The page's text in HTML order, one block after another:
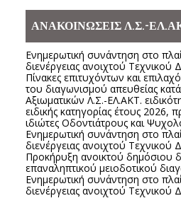
ΑΝΑΚΟΙΝΩΣΕΙΣ Λ.Σ.-
Ενημερωτική συνάντηση στο
διενέργειας ανοιχτού Τεχνικού
Πίνακες επιτυχόντων και
του διαγωνισμού απευθείας
Αξιωματικών Λ.Σ.-ΕΛ.ΑΚΤ.
ειδικής κατηγορίας έτους
ιδιώτες Οδοντιάτρους και
Ενημερωτική συνάντηση στο
διενέργειας ανοιχτού Τεχνικού
Προκήρυξη ανοικτού δημόσιου
επαναληπτικού μειοδοτικού
Ενημερωτική συνάντηση στο
διενέργειας ανοιχτού Τεχνικού